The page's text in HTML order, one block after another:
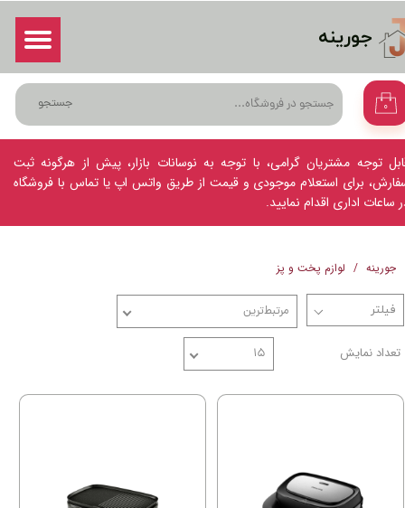
جستجو ۰
حساب کاربری من
تغییر گذر واژه
سفارشات
خروج از حساب کاربری
جورینه
توجه مشتریان گرامی، با توجه به نوسانات بازار، پیش از هرگونه ثبت
برای استعلام موجودی و قیمت از طریق واتس اپ یا تماس با فروشگاه
ساعات اداری اقدام نمایید.
جورینه لوازم پخت و پز
مرتبط‌ترین
تعداد نمایش ۱۵